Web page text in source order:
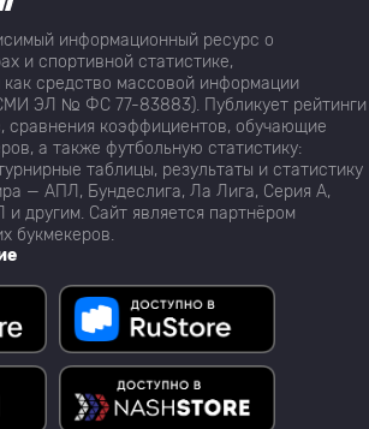
информационный ресурс о
и спортивной статистике,
как средство массовой информации
ЭЛ № ФС 77-83883). Публикует рейтинги
сравнения коэффициентов, обучающие
а также футбольную статистику:
таблицы, результаты и статистику
— АПЛ, Бундеслига, Ла Лига, Серия А,
другим. Сайт является партнёром
букмекеров.